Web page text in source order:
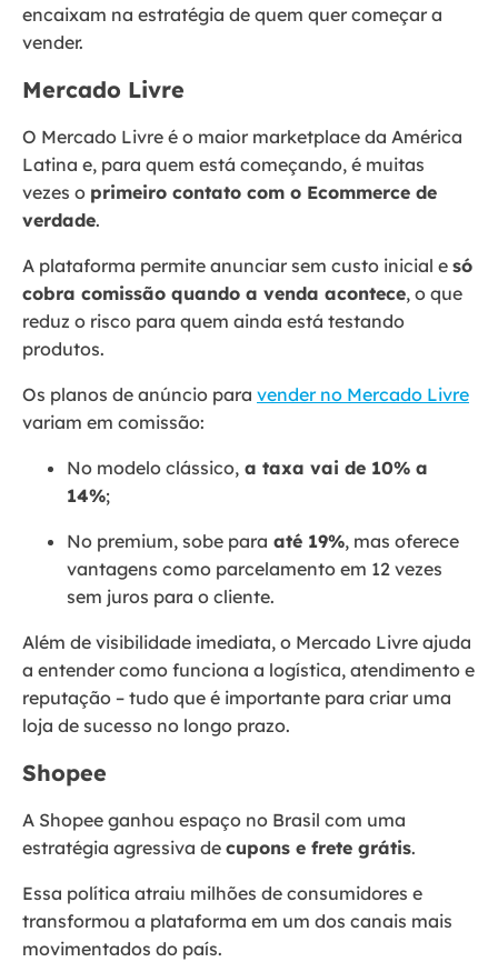
encaixam na estratégia de quem quer começar a
vender.
Mercado Livre
O Mercado Livre é o maior marketplace da América
Latina e, para quem está começando, é muitas
vezes o primeiro contato com o Ecommerce de
verdade.
A plataforma permite anunciar sem custo inicial e só
cobra comissão quando a venda acontece, o que
reduz o risco para quem ainda está testando
produtos.
Os planos de anúncio para vender no Mercado Livre
variam em comissão:
No modelo clássico, a taxa vai de 10% a
14%;
No premium, sobe para até 19%, mas oferece
vantagens como parcelamento em 12 vezes
sem juros para o cliente.
Além de visibilidade imediata, o Mercado Livre ajuda
a entender como funciona a logística, atendimento e
reputação – tudo que é importante para criar uma
loja de sucesso no longo prazo.
Shopee
A Shopee ganhou espaço no Brasil com uma
estratégia agressiva de cupons e frete grátis.
Essa política atraiu milhões de consumidores e
transformou a plataforma em um dos canais mais
movimentados do país.